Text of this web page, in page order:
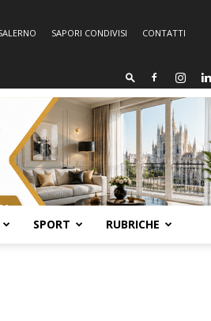
SAPORI CONDIVISI
CONTATTI
SPORT RUBRICHE